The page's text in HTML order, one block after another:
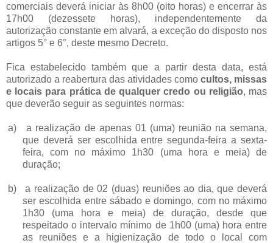
comerciais deverá iniciar às 8h00 (oito horas) e encerrar às
17h00 (dezessete horas), independentemente da
autorização constante em alvará, a exceção do disposto nos
artigos 5° e 6°, deste mesmo Decreto.
Fica estabelecido também que a partir desta data, está
autorizado a reabertura das atividades como cultos, missas
e locais para prática de qualquer credo ou religião, mas
que deverão seguir as seguintes normas:
a)
a realização de apenas 01 (uma) reunião na semana,
que deverá ser escolhida entre segunda-feira a sexta-
feira, com no máximo 1h30 (uma hora e meia) de
duração;
b)
a realização de 02 (duas) reuniões ao dia, que deverá
ser escolhida entre sábado e domingo, com no máximo
1h30 (uma hora e meia) de duração, desde que
respeitado o intervalo mínimo de 1h00 (uma) hora entre
as reuniões e a higienização de todo o local com